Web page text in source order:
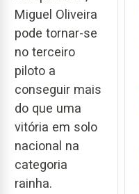
Miguel Oliveira
pode tornar-se
no terceiro
piloto a
conseguir mais
do que uma
vitória em solo
nacional na
categoria
rainha.